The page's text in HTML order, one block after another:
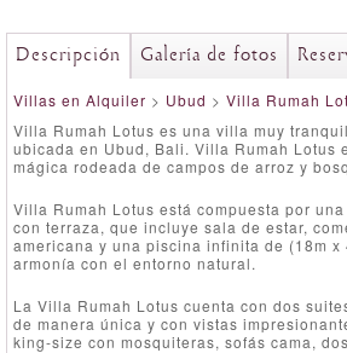
Descripción Galería de fotos
Villas en Alquiler > Ubud > Villa Rumah
Villa Rumah Lotus es una villa muy
ubicada en Ubud, Bali. Villa Rumah Lotus
mágica rodeada de campos de arroz y
Villa Rumah Lotus está compuesta por
con terraza, que incluye sala de estar,
americana y una piscina infinita de (18m x
armonía con el entorno natural.
La Villa Rumah Lotus cuenta con dos
de manera única y con vistas
king-size con mosquiteras, sofás cama,